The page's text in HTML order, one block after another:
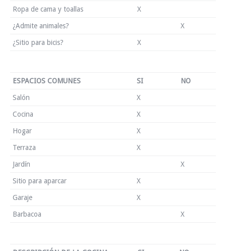
Ropa de cama y toallas X
¿Admite animales? X
¿Sitio para bicis? X
ESPACIOS COMUNES SI NO
Salón X
Cocina X
Hogar X
Terraza X
Jardín X
Sitio para aparcar X
Garaje X
Barbacoa X